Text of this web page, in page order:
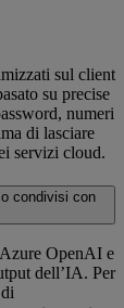
sul client
su precise
numeri
di lasciare
servizi cloud.
condivisi con
OpenAI e
dell’IA. Per